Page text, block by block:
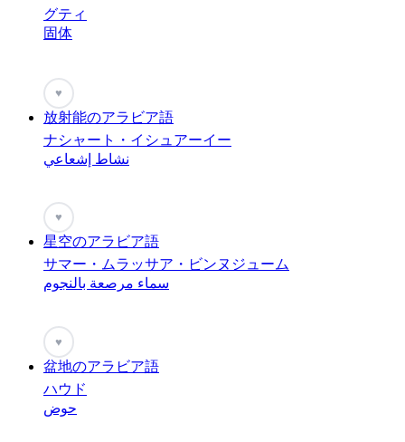
グティ
固体
♥
放射能のアラビア語
ナシャート・イシュアーイー
نشاط إشعاعي
♥
星空のアラビア語
サマー・ムラッサア・ビンヌジューム
سماء مرصعة بالنجوم
♥
盆地のアラビア語
ハウド
حوض